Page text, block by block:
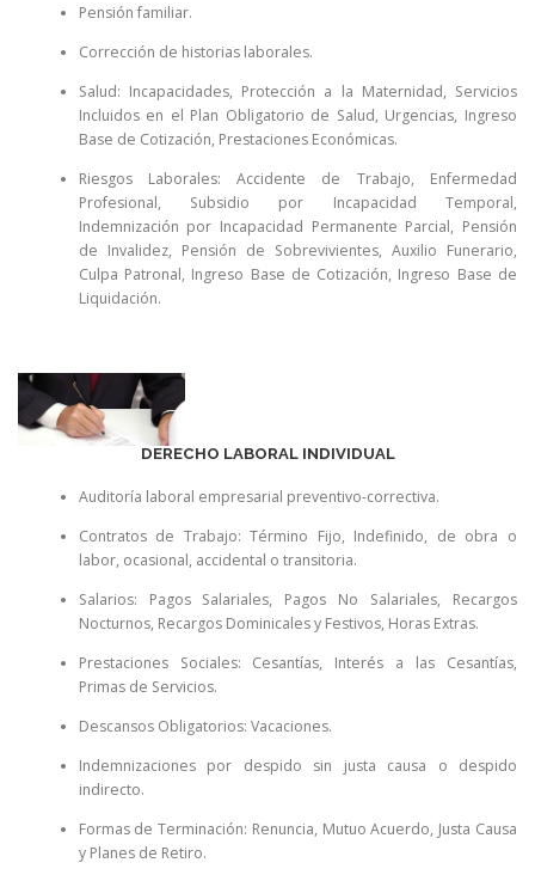
Pensión familiar.
Corrección de historias laborales.
Salud: Incapacidades, Protección a la Maternidad, Servicios
Incluidos en el Plan Obligatorio de Salud, Urgencias, Ingreso
Base de Cotización, Prestaciones Económicas.
Riesgos Laborales: Accidente de Trabajo, Enfermedad
Profesional, Subsidio por Incapacidad Temporal,
Indemnización por Incapacidad Permanente Parcial, Pensión
de Invalidez, Pensión de Sobrevivientes, Auxilio Funerario,
Culpa Patronal, Ingreso Base de Cotización, Ingreso Base de
Liquidación.
DERECHO LABORAL INDIVIDUAL
Auditoría laboral empresarial preventivo-correctiva.
Contratos de Trabajo: Término Fijo, Indefinido, de obra o
labor, ocasional, accidental o transitoria.
Salarios: Pagos Salariales, Pagos No Salariales, Recargos
Nocturnos, Recargos Dominicales y Festivos, Horas Extras.
Prestaciones Sociales: Cesantías, Interés a las Cesantías,
Primas de Servicios.
Descansos Obligatorios: Vacaciones.
Indemnizaciones por despido sin justa causa o despido
indirecto.
Formas de Terminación: Renuncia, Mutuo Acuerdo, Justa Causa
y Planes de Retiro.